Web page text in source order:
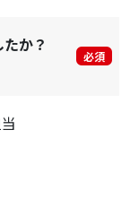
か？
必須